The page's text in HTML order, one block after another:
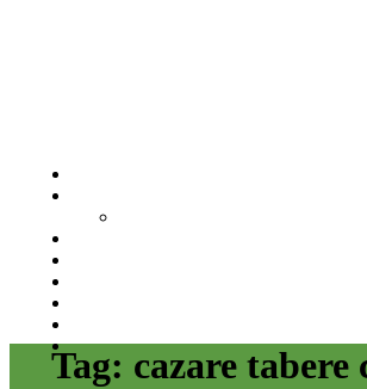
Tag: cazare tabere